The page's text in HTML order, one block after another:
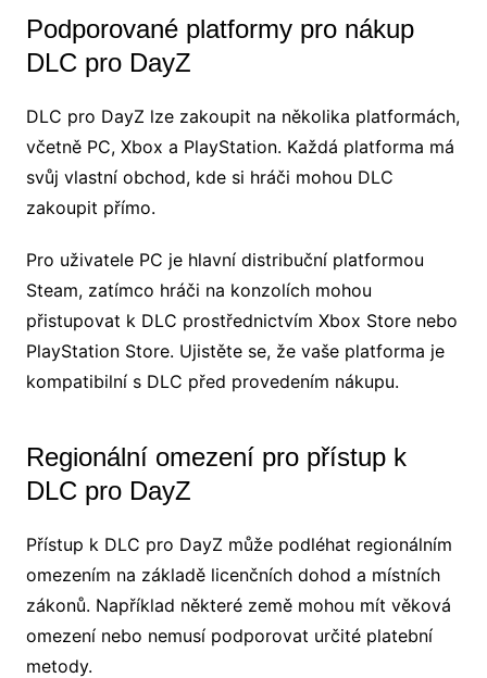
Podporované platformy pro nákup
DLC pro DayZ
DLC pro DayZ lze zakoupit na několika platformách,
včetně PC, Xbox a PlayStation. Každá platforma má
svůj vlastní obchod, kde si hráči mohou DLC
zakoupit přímo.
Pro uživatele PC je hlavní distribuční platformou
Steam, zatímco hráči na konzolích mohou
přistupovat k DLC prostřednictvím Xbox Store nebo
PlayStation Store. Ujistěte se, že vaše platforma je
kompatibilní s DLC před provedením nákupu.
Regionální omezení pro přístup k
DLC pro DayZ
Přístup k DLC pro DayZ může podléhat regionálním
omezením na základě licenčních dohod a místních
zákonů. Například některé země mohou mít věková
omezení nebo nemusí podporovat určité platební
metody.